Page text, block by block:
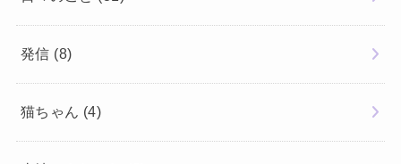
発信 (8)
猫ちゃん (4)